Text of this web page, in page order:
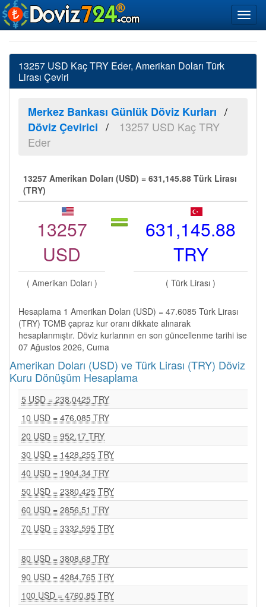
13257 USD Kaç TRY Eder, Amerikan Doları Türk
Lirası Çeviri
Merkez Bankası Günlük Döviz Kurları
Döviz Çevirici
13257 USD Kaç TRY
Eder
13257 Amerikan Doları (USD) = 631,145.88 Türk Lirası
(TRY)
13257
USD
631,145.88
TRY
( Amerikan Doları ) ( Türk Lirası )
Hesaplama 1 Amerikan Doları (USD) = 47.6085 Türk Lirası
(TRY) TCMB çapraz kur oranı dikkate alınarak
hesaplanmıştır. Döviz kurlarının en son güncellenme tarihi ise
07 Ağustos 2026, Cuma
Amerikan Doları (USD) ve Türk Lirası (TRY) Döviz
Kuru Dönüşüm Hesaplama
5 USD = 238.0425 TRY
10 USD = 476.085 TRY
20 USD = 952.17 TRY
30 USD = 1428.255 TRY
40 USD = 1904.34 TRY
50 USD = 2380.425 TRY
60 USD = 2856.51 TRY
70 USD = 3332.595 TRY
80 USD = 3808.68 TRY
90 USD = 4284.765 TRY
100 USD = 4760.85 TRY